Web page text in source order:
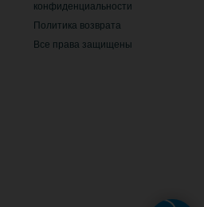
конфиденциальности
Политика возврата
Все права защищены